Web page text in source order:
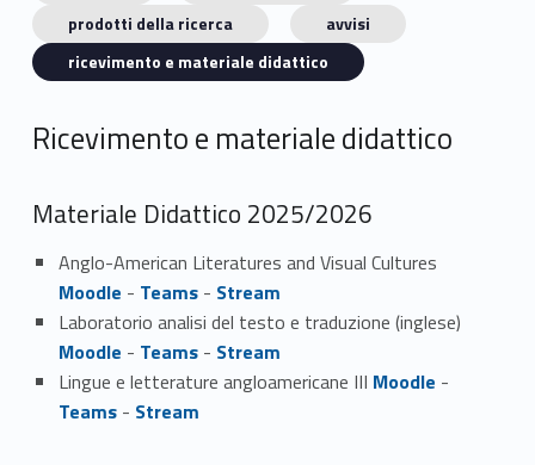
prodotti della ricerca
avvisi
ricevimento e materiale didattico
Ricevimento e materiale didattico
Materiale Didattico 2025/2026
Anglo-American Literatures and Visual Cultures
Moodle - Teams- Stream
Laboratorio analisi del testo e traduzione (inglese)
Moodle - Teams- Stream
Lingue e letterature angloamericane III Moodle -
Teams- Stream